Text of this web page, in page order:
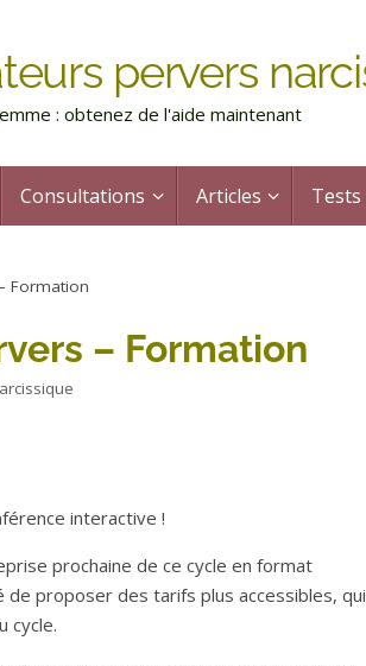
pervers
: obtenez de l'aide maintenant
Consultations Articles Tests
Formation
– Formation
interactive !
prochaine de ce cycle en format
proposer des tarifs plus accessibles, qui
cycle.